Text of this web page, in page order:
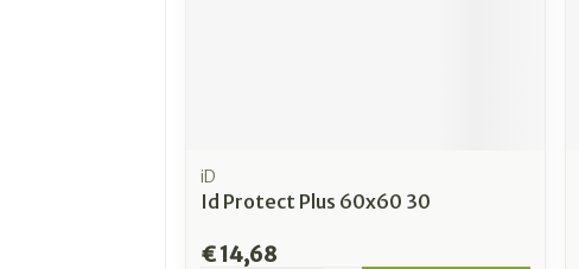
iD
Id Protect Plus 60x60 30
€ 14,68